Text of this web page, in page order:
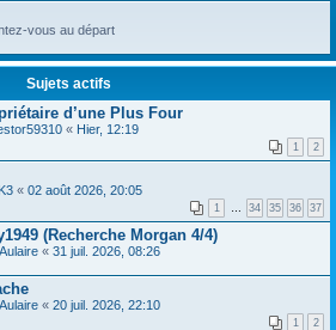
vous au départ
Sujets actifs
d’une Plus Four
« Hier, 12:19
1 2
« 02 août 2026, 20:05
1 … 34 35 36 37
(Recherche Morgan 4/4)
« 31 juil. 2026, 08:26
« 20 juil. 2026, 22:10
1 2